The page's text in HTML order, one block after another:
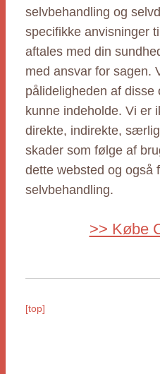
selvbehandling og
specifikke anvisninger
aftales med din
med ansvar for sagen.
pålideligheden af
kunne indeholde. Vi er
direkte, indirekte,
skader som følge af
dette websted og også
selvbehandling.
>> Købe
[top]